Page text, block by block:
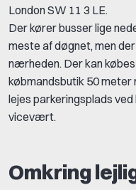
London SW 11 3 LE.
Der kører busser lige
meste af døgnet, men
nærheden. Der kan købes
købmandsbutik 50 meter
lejes parkeringsplads
vicevært.
Omkring